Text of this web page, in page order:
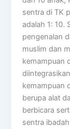
sentra di TK
adalah 1: 10.
pengenalan
muslim dan
kemampuan
kemampuan
berupa alat
berbicara
sentra